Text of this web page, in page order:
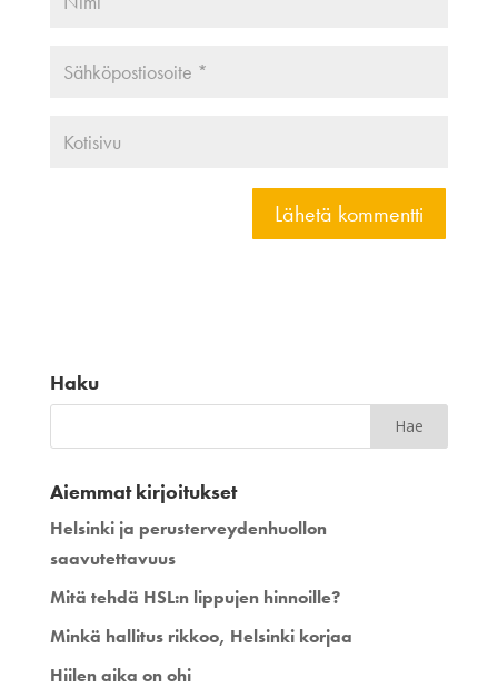
Haku
Aiemmat kirjoitukset
Helsinki ja perusterveydenhuollon
saavutettavuus
Mitä tehdä HSL:n lippujen hinnoille?
Minkä hallitus rikkoo, Helsinki korjaa
Hiilen aika on ohi